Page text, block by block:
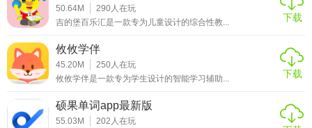
3. 个性化推荐：根据孩子的阅读偏好和年龄，智能推荐适合
的书籍。
4. 成长报告：记录孩子的阅读时长、偏好等，生成成长报
告，帮助家长了解孩子阅读进展。
5. 家长模式：提供家长控制功能，设置使用时间、查看孩子
阅读记录，保障儿童健康上网。
50.64M 290人在玩
吉的堡百乐汇是一款专为儿童设计的综合性教...
下载
攸攸学伴
45.20M 250人在玩
攸攸学伴是一款专为学生设计的智能学习辅助...
下载
硕果单词app最新版
55.03M 202 人在玩